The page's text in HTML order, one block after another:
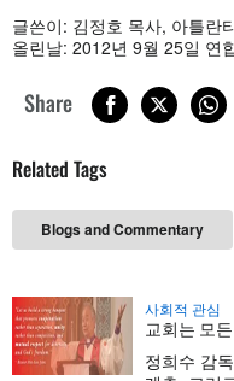
글쓴이: 김정호 목사, 아틀란
올린날: 2012년 9월 25일 연
Share
Related Tags
Blogs and Commentary
사회적 관심
교회는 모
정희수 감